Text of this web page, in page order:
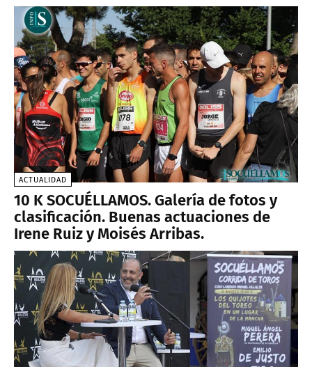
ACTUALIDAD
10 K SOCUÉLLAMOS. Galería de fotos y
clasificación. Buenas actuaciones de
Irene Ruiz y Moisés Arribas.